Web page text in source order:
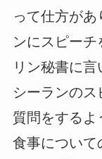
って仕方が
ンにスピーチ
リン秘書に言
シーランの
質問をするよ
食事について